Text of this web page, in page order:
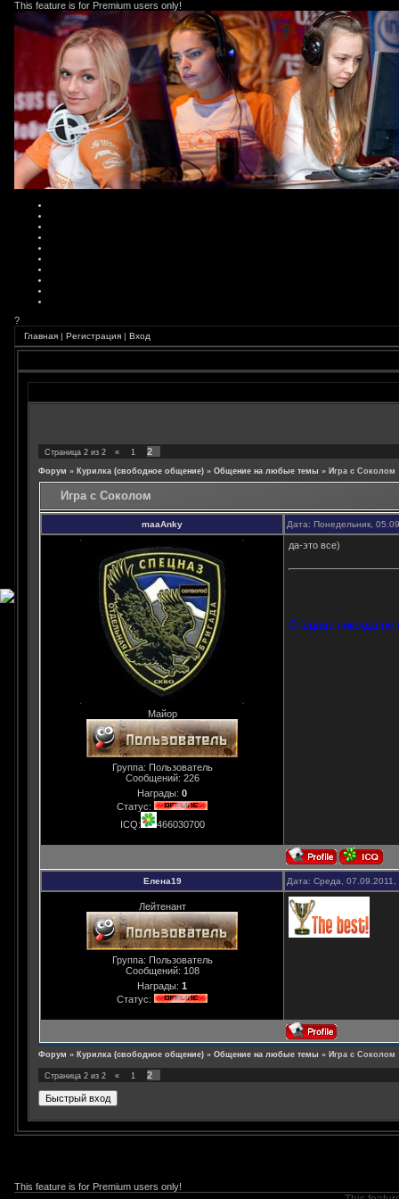
This feature is for Premium users only!
?
Главная | Регистрация | Вход
Страница 2 из 2 « 1 2
Форум » Курилка (свободное общение) » Общение на любые темы » Игра с Соколом
Игра с Соколом
maaAnky Дата: Понедельник,
Майор
Группа: Пользователь
Сообщений: 226
Награды: 0
Статус:
ICQ:
466030700
да-это все)
Спецназ никогда
Елена19 Дата: Среда,
Лейтенант
Группа: Пользователь
Сообщений: 108
Награды: 1
Статус:
Форум » Курилка (свободное общение) » Общение на любые темы » Игра с Соколом
Страница 2 из 2 « 1 2
This feature is for Premium users only!